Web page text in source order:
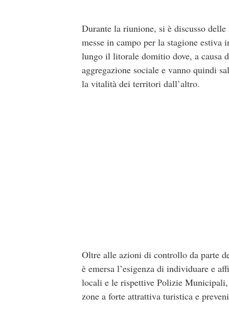
Durante la riunione, si è discusso
messe in campo per la stagione
lungo il litorale domitio dove, a causa
aggregazione sociale e vanno quindi
la vitalità dei territori dall’altro.
Oltre alle azioni di controllo da parte
è emersa l’esigenza di individuare e
locali e le rispettive Polizie
zone a forte attrattiva turistica e